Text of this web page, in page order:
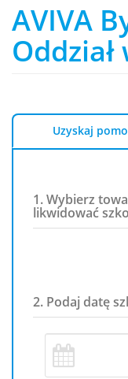
AVIVA
Uzyskaj
1. Wybierz
likwidować
2. Podaj datę